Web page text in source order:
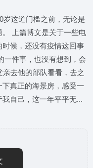
岁这道门槛之前，无论是
上篇博文是关于一些电
候，还没有疫情这回事
一件事，也没有想到，会
去他的部队看看，去之
真正的海景房，感受一
自己，这一年平平无...